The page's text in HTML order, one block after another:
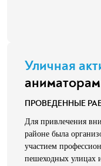
Уличная
ПРОВЕДЕННЫЕ
Для привлечения
районе была
участием
пешеходных улицах